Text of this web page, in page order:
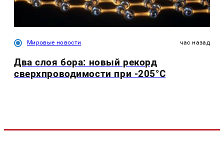
Мировые новости час назад
Два слоя бора: новый рекорд
сверхпроводимости при -205°C